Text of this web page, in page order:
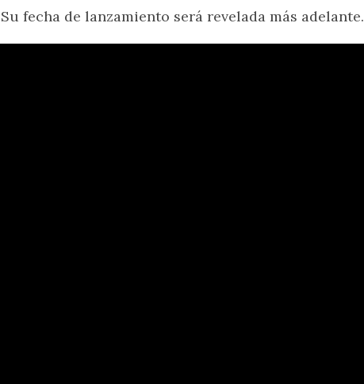
Su fecha de lanzamiento será revelada más adelante.